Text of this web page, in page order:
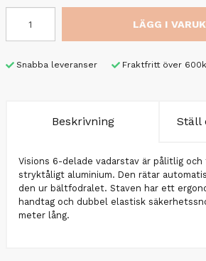
LÄGG I
Snabba leveranser Fraktfritt över
Beskrivning Ställ
Visions 6-delade vadarstav är pålitlig
stryktåligt aluminium. Den rätar
den ur bältfodralet. Staven har ett
handtag och dubbel elastisk
meter lång.